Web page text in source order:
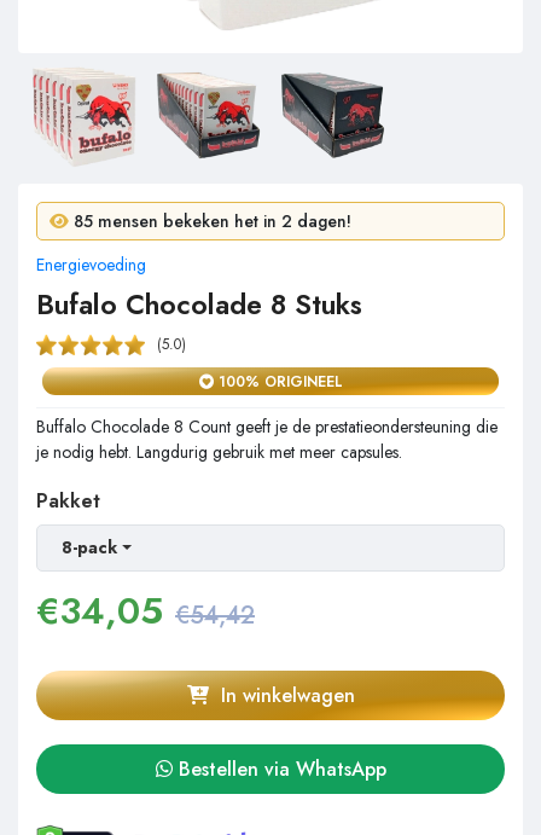
85 mensen bekeken het in 2 dagen!
Energievoeding
Bufalo Chocolade 8 Stuks
(5.0)
100% ORIGINEEL
Buffalo Chocolade 8 Count geeft je de prestatieondersteuning die
je nodig hebt. Langdurig gebruik met meer capsules.
Pakket
8-pack
€34,05 €54,42
In winkelwagen
Bestellen via WhatsApp